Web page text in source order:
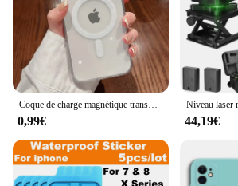
Coque de charge magnétique transparente sans fil pour Magesafe, coque PC antichoc, iPhone 11 12 13 14 15 16 Pro Max Plus Mini X 7 8
0,99€ 44,19€